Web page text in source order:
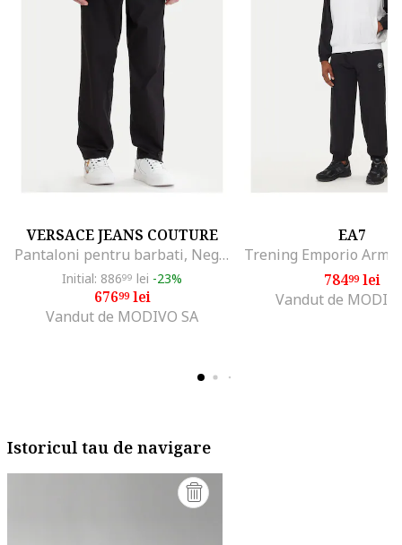
VERSACE JEANS COUTURE
Pantaloni pentru barbati, Negru
Initial: 88699 lei -23%
67699lei
Vandut de MODIVO SA
EA7
78499lei
Vandut de
Istoricul tau de navigare